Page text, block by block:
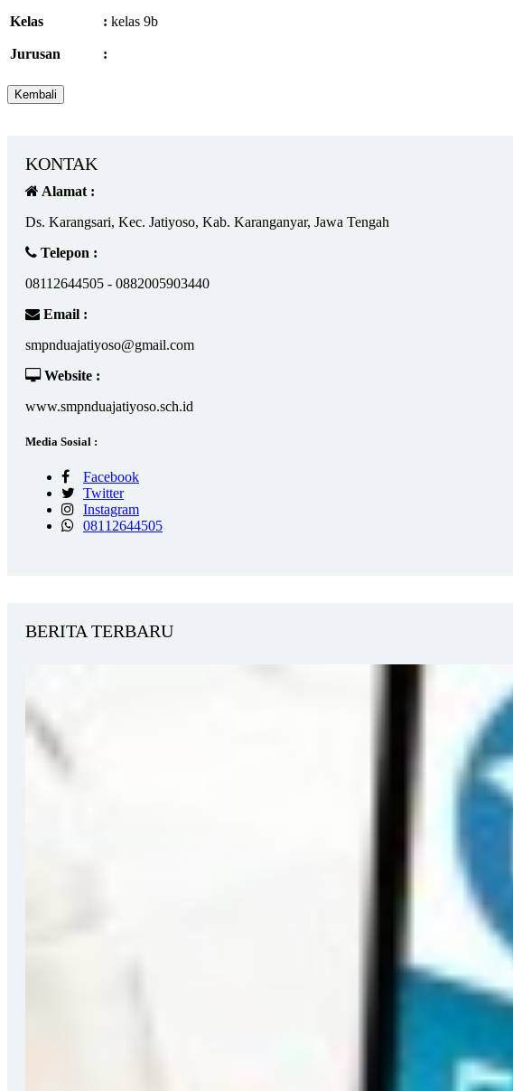
Kelas : kelas 9b
Jurusan :
KONTAK
Alamat :
Ds. Karangsari, Kec. Jatiyoso, Kab. Karanganyar, Jawa Tengah
Telepon :
08112644505 - 0882005903440
Email :
smpnduajatiyoso@gmail.com
Website :
www.smpnduajatiyoso.sch.id
Media Sosial :
Facebook
Twitter
Instagram
08112644505
BERITA TERBARU